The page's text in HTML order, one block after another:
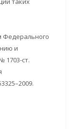
Федерального
и
1703-ст.